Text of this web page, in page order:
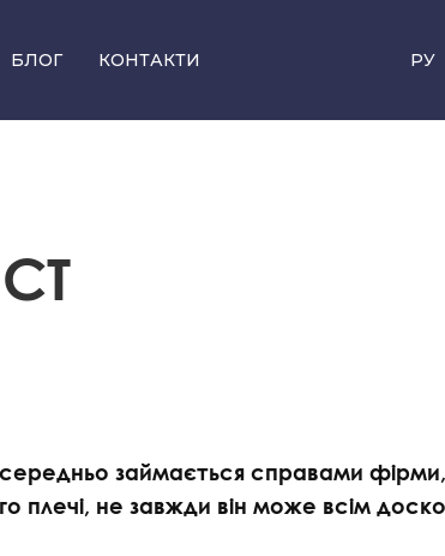
Податкове та митне право
БЛОГ КОНТАКТИ РУ
займається справами фірми,
плечі, не завжди він може всім